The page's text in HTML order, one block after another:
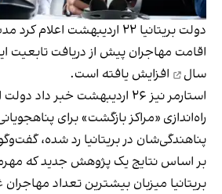
دولت بریتانیا ۲۲ اردیبهشت
اقامت مهاجران پیش از دریافت تابعیت این
سال
افزایش یافته است.
استارمر نیز ۲۶ اردیبهشت خبر
راه‌اندازی «مراکز بازگشت» برای
پناهندگی‌شان در بریتانیا رد شده،
بریتانیا میزبان بیشترین تعداد مهاجران